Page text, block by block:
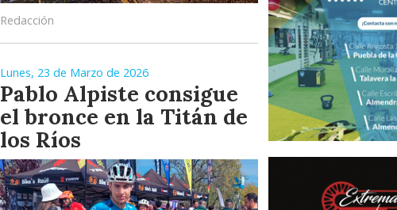
Redacción
Lunes, 23 de Marzo de 2026
Pablo Alpiste consigue
el bronce en la Titán de
los Ríos